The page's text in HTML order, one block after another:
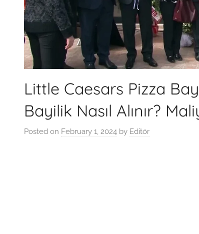
Little Caesars Pizza
Bayilik Nasıl Alınır?
Posted on February 1, 2024 by Editör